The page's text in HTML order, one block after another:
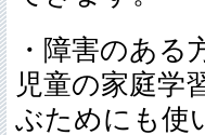
・障害のある
児童の家庭学
ぶためにも使